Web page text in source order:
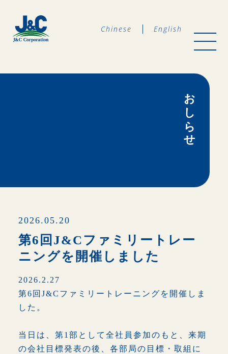
Chinese English
輸出業務
おしらせ
2026.05.20
第6回J&Cファミリートレー
ニングを開催しました
2026.2.27
第6回J&Cファミリートレーニングを開催しま
した。
当日は、第1部として全社員参加のもと、来期
の会社目標発表の後、各部局の目標・取組に